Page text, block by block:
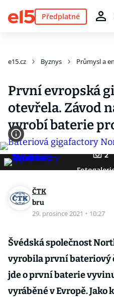
Předplatné
e15.cz Byznys Průmysl a
První evropská
otevřela. Závod
vyrobí baterie
2
ČTK
bru
29. prosince 2021 · 10:27
Švédská společnost
vyrobila první bateriový
jde o první baterie
vyráběné v Evropě.